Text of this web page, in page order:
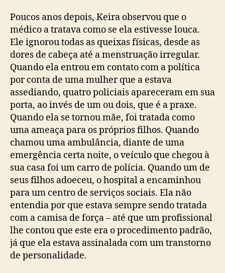
Poucos anos depois, Keira observou que o
médico a tratava como se ela estivesse louca.
Ele ignorou todas as queixas físicas, desde as
dores de cabeça até a menstruação irregular.
Quando ela entrou em contato com a política
por conta de uma mulher que a estava
assediando, quatro policiais apareceram em sua
porta, ao invés de um ou dois, que é a praxe.
Quando ela se tornou mãe, foi tratada como
uma ameaça para os próprios filhos. Quando
chamou uma ambulância, diante de uma
emergência certa noite, o veículo que chegou à
sua casa foi um carro de polícia. Quando um de
seus filhos adoeceu, o hospital a encaminhou
para um centro de serviços sociais. Ela não
entendia por que estava sempre sendo tratada
com a camisa de força – até que um profissional
lhe contou que este era o procedimento padrão,
já que ela estava assinalada com um transtorno
de personalidade.